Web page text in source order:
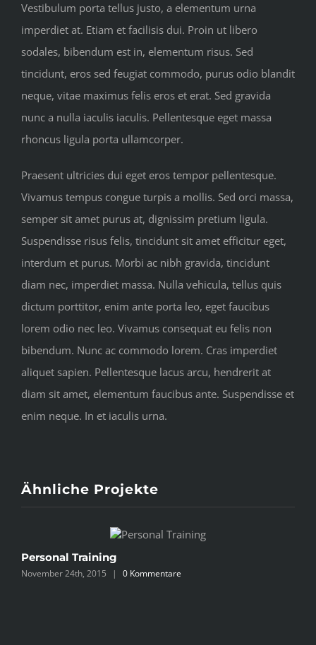
Vestibulum porta tellus justo, a elementum urna
imperdiet at. Etiam et facilisis dui. Proin ut libero
sodales, bibendum est in, elementum risus. Sed
tincidunt, eros sed feugiat commodo, purus odio blandit
neque, vitae maximus felis eros et erat. Sed gravida
nunc a nulla iaculis iaculis. Pellentesque eget massa
rhoncus ligula porta ullamcorper.
Praesent ultricies dui eget eros tempor pellentesque.
Vivamus tempus congue turpis a mollis. Sed orci massa,
semper sit amet purus at, dignissim pretium ligula.
Suspendisse risus felis, tincidunt sit amet efficitur eget,
interdum et purus. Morbi ac nibh gravida, tincidunt
diam nec, imperdiet massa. Nulla vehicula, tellus quis
dictum porttitor, enim ante porta leo, eget faucibus
lorem odio nec leo. Vivamus consequat eu felis non
bibendum. Nunc ac commodo lorem. Cras imperdiet
aliquet sapien. Pellentesque lacus arcu, hendrerit at
diam sit amet, elementum faucibus ante. Suspendisse et
enim neque. In et iaculis urna.
Ähnliche Projekte
Personal Training
November 24th, 2015 | 0 Kommentare